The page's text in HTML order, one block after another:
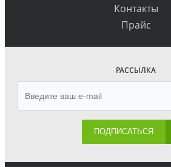
Контакты
Прайс
РАССЫЛКА
ПОДПИСАТЬСЯ